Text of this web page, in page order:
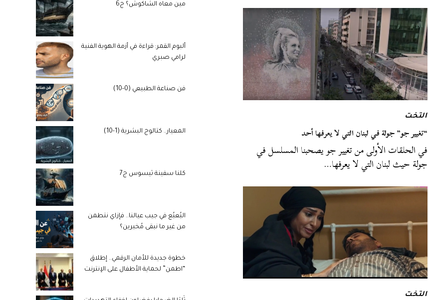
التخت
“تغيير جو” جولة في لبنان التي لا يعرفها أحد
في الحلقات الأولى من تغيير جو يصحبنا المسلسل في
جولة حيث لبنان التي لا يعرفها…
التخت
مين معاه الشاكوش؟ ج6
ألبوم القمر: قراءة في أزمة الهوية الفنية
لرامي صبري
فن صناعة الطبيعي (0-10)
المعيار.. كتالوج البشرية (1-10)
كلنا سفينة ثيسوس ج7
البُعبُع في جيب عيالنا.. فإزاي نتطمن
من غير ما نبقى مُخبرين؟
خطوة جديدة للأمان الرقمي.. إطلاق
“اطمن” لحماية الأطفال على الإنترنت